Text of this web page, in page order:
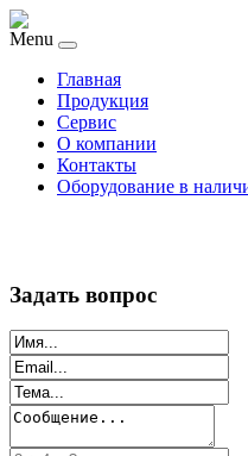
Menu
Главная
Продукция
Сервис
О компании
Контакты
Оборудование в
Задать вопрос